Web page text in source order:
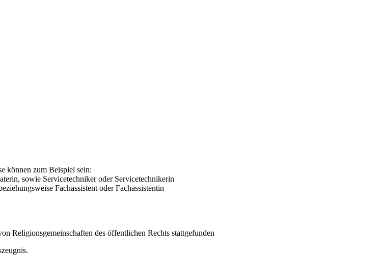
können zum Beispiel sein:
sowie Servicetechniker oder Servicetechnikerin
Fachassistent oder Fachassistentin
Religionsgemeinschaften des öffentlichen Rechts stattgefunden